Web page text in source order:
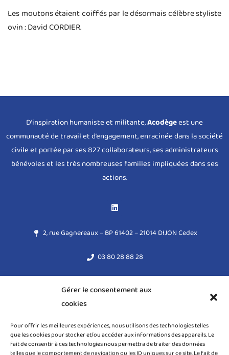
Gérer le consentement aux
cookies
Pour offrir les meilleures expériences, nous utilisons des technologies telles
que les cookies pour stocker et/ou accéder aux informations des appareils. Le
fait de consentir à ces technologies nous permettra de traiter des données
Les moutons étaient coiffés par le désormais célèbre styliste
ovin : David CORDIER.
D’inspiration humaniste et militante,Acodègeest une
communauté de travail et d’engagement, enracinée dans la société
civile et portée par ses 827 collaborateurs, ses administrateurs
bénévoles et les très nombreuses familles impliquées dans ses
actions.
2, rue Gagnereaux – BP 61402 – 21014 DIJON Cedex
03 80 28 88 28
Règlement général sur la protection des données (RGPD)